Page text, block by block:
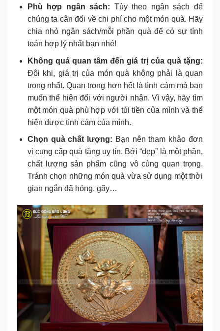
Phù hợp ngân sách: Tùy theo ngân sách để
chúng ta cân đối về chi phí cho một món quà. Hãy
chia nhỏ ngân sách/mỗi phần quà để có sự tính
toán hợp lý nhất bạn nhé!
Không quá quan tâm đến giá trị của quà tặng:
Đôi khi, giá trị của món quà không phải là quan
trọng nhất. Quan trọng hơn hết là tình cảm mà bạn
muốn thể hiện đối với người nhận. Vì vậy, hãy tìm
một món quà phù hợp với túi tiền của mình và thể
hiện được tình cảm của mình.
Chọn quà chất lượng: Bạn nên tham khảo đơn
vị cung cấp quà tặng uy tín. Bởi “đẹp” là một phần,
chất lượng sản phẩm cũng vô cùng quan trọng.
Tránh chọn những món quà vừa sử dụng một thời
gian ngắn đã hỏng, gãy…